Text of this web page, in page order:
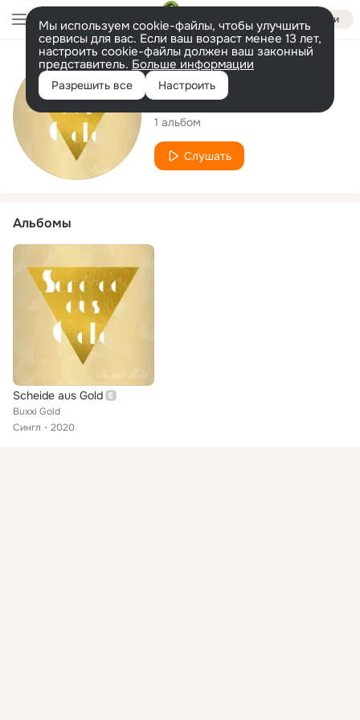
Войти
Мы используем cookie-файлы, чтобы улучшить
сервисы для вас. Если ваш возраст менее 13 лет,
настроить cookie-файлы должен ваш законный
представитель. Больше информации
Разрешить все Настроить
Исполнитель
Buxxi Gold
1 альбом
Слушать
Альбомы
Scheide aus Gold
Buxxi Gold
Сингл
2020